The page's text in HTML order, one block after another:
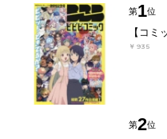
第1位
【コ
￥935
第2位